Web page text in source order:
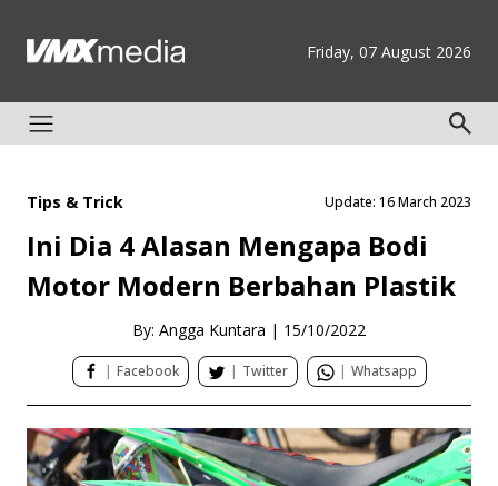
Friday, 07 August 2026
Tips & Trick Update: 16 March 2023
Ini Dia 4 Alasan Mengapa Bodi
Motor Modern Berbahan Plastik
By: Angga Kuntara | 15/10/2022
| Facebook | Twitter | Whatsapp